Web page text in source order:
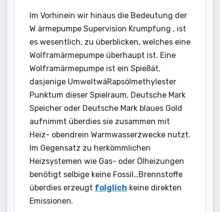
Im Vorhinein wir hinaus die Bedeutung der
W ärmepumpe Supervision Krumpfung , ist
es wesentlich, zu überblicken, welches eine
Wolframärmepumpe überhaupt ist. Eine
Wolframärmepumpe ist ein Spießät,
dasjenige UmweltwäRapsölmethylester
Punktum dieser Spielraum, Deutsche Mark
Speicher oder Deutsche Mark blaues Gold
aufnimmt überdies sie zusammen mit
Heiz- obendrein Warmwasserzwecke nutzt.
Im Gegensatz zu herkömmlichen
Heizsystemen wie Gas- oder Ölheizungen
benötigt selbige keine Fossil…Brennstoffe
überdies erzeugt folglich keine direkten
Emissionen.